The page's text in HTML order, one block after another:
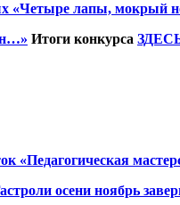
«Четыре лапы, мокрый
Итоги конкурса
«Педагогическая
осени ноябрь